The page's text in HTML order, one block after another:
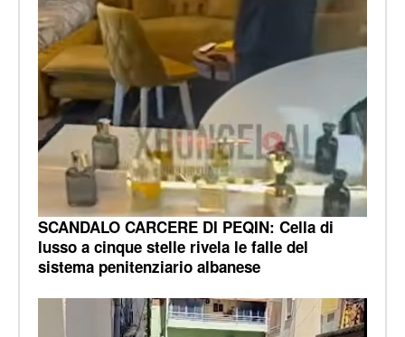
SCANDALO CARCERE DI PEQIN: Cella di
lusso a cinque stelle rivela le falle del
sistema penitenziario albanese